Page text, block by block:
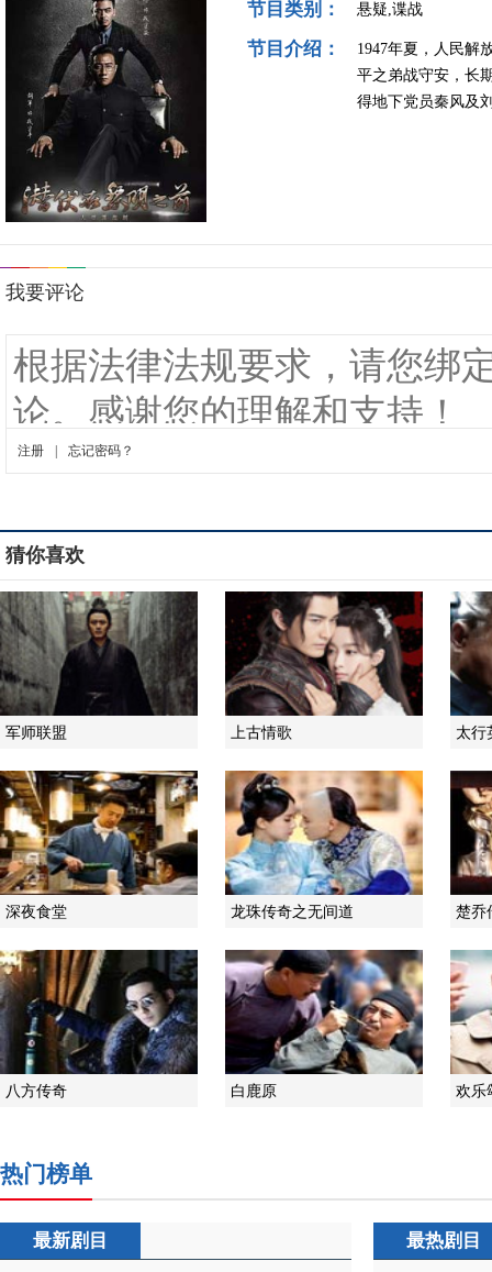
节目类别：
悬疑,谍战
节目介绍：
1947年夏，人民解
平之弟战守安，长
得地下党员秦风及
猜你喜欢
军师联盟 上古情歌 太行
深夜食堂 龙珠传奇之无间道 楚乔
八方传奇 白鹿原 欢乐
热门榜单
最新剧目 最热剧目